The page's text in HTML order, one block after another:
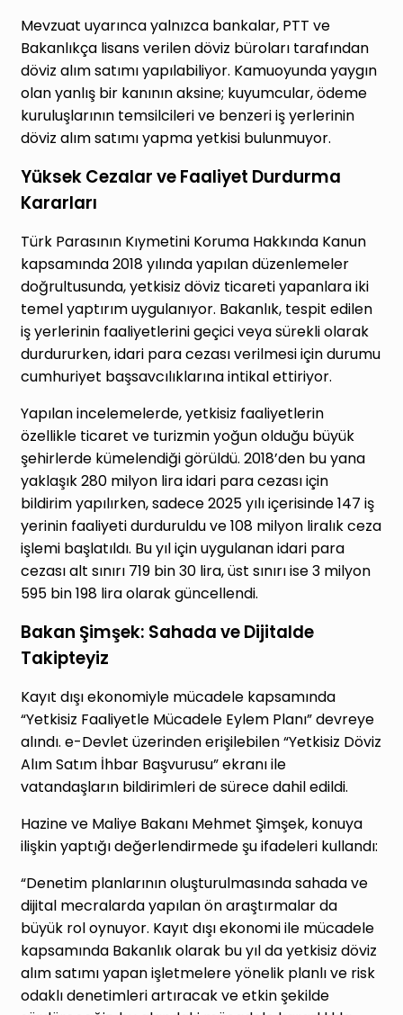
Mevzuat uyarınca yalnızca bankalar, PTT ve
Bakanlıkça lisans verilen döviz büroları tarafından
döviz alım satımı yapılabiliyor. Kamuoyunda yaygın
olan yanlış bir kanının aksine; kuyumcular, ödeme
kuruluşlarının temsilcileri ve benzeri iş yerlerinin
döviz alım satımı yapma yetkisi bulunmuyor.
Yüksek Cezalar ve Faaliyet Durdurma
Kararları
Türk Parasının Kıymetini Koruma Hakkında Kanun
kapsamında 2018 yılında yapılan düzenlemeler
doğrultusunda, yetkisiz döviz ticareti yapanlara iki
temel yaptırım uygulanıyor. Bakanlık, tespit edilen
iş yerlerinin faaliyetlerini geçici veya sürekli olarak
durdururken, idari para cezası verilmesi için durumu
cumhuriyet başsavcılıklarına intikal ettiriyor.
Yapılan incelemelerde, yetkisiz faaliyetlerin
özellikle ticaret ve turizmin yoğun olduğu büyük
şehirlerde kümelendiği görüldü. 2018’den bu yana
yaklaşık 280 milyon lira idari para cezası için
bildirim yapılırken, sadece 2025 yılı içerisinde 147 iş
yerinin faaliyeti durduruldu ve 108 milyon liralık ceza
işlemi başlatıldı. Bu yıl için uygulanan idari para
cezası alt sınırı 719 bin 30 lira, üst sınırı ise 3 milyon
595 bin 198 lira olarak güncellendi.
Bakan Şimşek: Sahada ve Dijitalde
Takipteyiz
Kayıt dışı ekonomiyle mücadele kapsamında
“Yetkisiz Faaliyetle Mücadele Eylem Planı” devreye
alındı. e-Devlet üzerinden erişilebilen “Yetkisiz Döviz
Alım Satım İhbar Başvurusu” ekranı ile
vatandaşların bildirimleri de sürece dahil edildi.
Hazine ve Maliye Bakanı Mehmet Şimşek, konuya
ilişkin yaptığı değerlendirmede şu ifadeleri kullandı:
“Denetim planlarının oluşturulmasında sahada ve
dijital mecralarda yapılan ön araştırmalar da
büyük rol oynuyor. Kayıt dışı ekonomi ile mücadele
kapsamında Bakanlık olarak bu yıl da yetkisiz döviz
alım satımı yapan işletmelere yönelik planlı ve risk
odaklı denetimleri artıracak ve etkin şekilde